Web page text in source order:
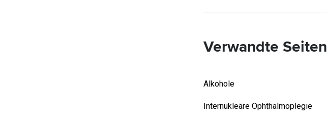
Verwandte Seiten
Alkohole
Internukleäre Ophthalmoplegie